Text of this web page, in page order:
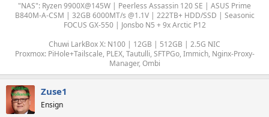
"NAS": Ryzen 9900X@145W | Peerless Assassin 120 SE | ASUS Prime
B840M-A-CSM | 32GB 6000MT/s @1.1V | 222TB+ HDD/SSD | Seasonic
FOCUS GX-550 | Jonsbo N5 + 9x Arctic P12
Chuwi LarkBox X: N100 | 12GB | 512GB | 2.5G NIC
Proxmox: PiHole+Tailscale, PLEX, Tautulli, SFTPGo, Immich, Nginx-Proxy-
Manager, Ombi
Zuse1
Ensign